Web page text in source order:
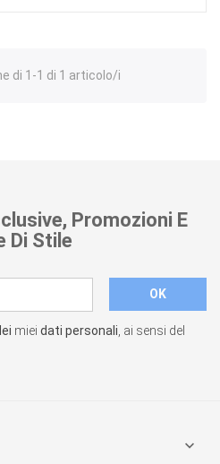
di 1-1 di 1 articolo/i
Promozioni E
Di Stile
miei dati personali , ai sensi del
